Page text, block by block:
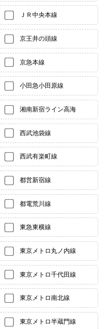
ＪＲ中央本線
京王井の頭線
京急本線
小田急小田原線
湘南新宿ライン高海
西武池袋線
西武有楽町線
都営新宿線
都電荒川線
東急東横線
東京メトロ丸ノ内線
東京メトロ千代田線
東京メトロ南北線
東京メトロ半蔵門線